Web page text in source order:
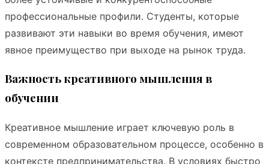
профессиональные профили. Студенты, которые
развивают эти навыки во время обучения, имеют
явное преимущество при выходе на рынок труда.
Важность креативного мышления в
обучении
Креативное мышление играет ключевую роль в
современном образовательном процессе, особенно в
контексте предпринимательства. В условиях быстро